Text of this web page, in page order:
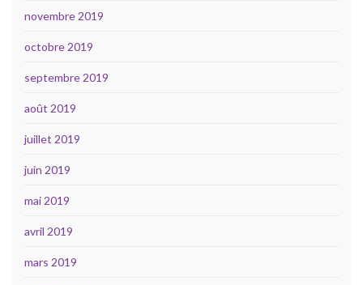
novembre 2019
octobre 2019
septembre 2019
août 2019
juillet 2019
juin 2019
mai 2019
avril 2019
mars 2019